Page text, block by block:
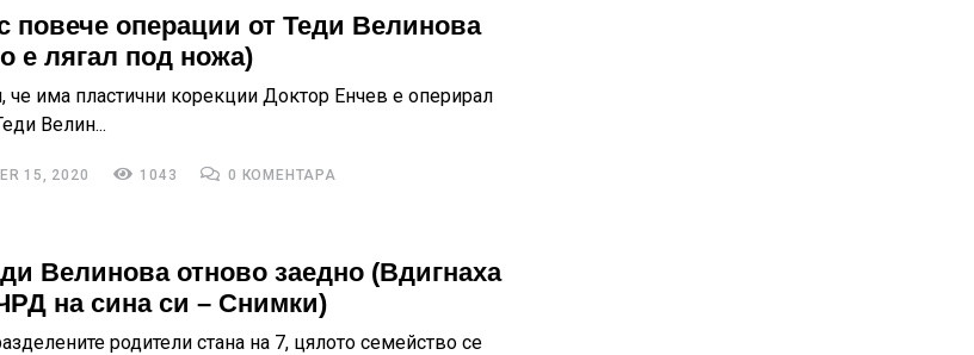
повече операции от Теди Велинова
е лягал под ножа)
че има пластични корекции Доктор Енчев е оперирал
Велин...
15, 2020 1043 0 КОМЕНТАРА
Велинова отново заедно (Вдигнаха
на сина си – Снимки)
родители стана на 7, цялото семейство се